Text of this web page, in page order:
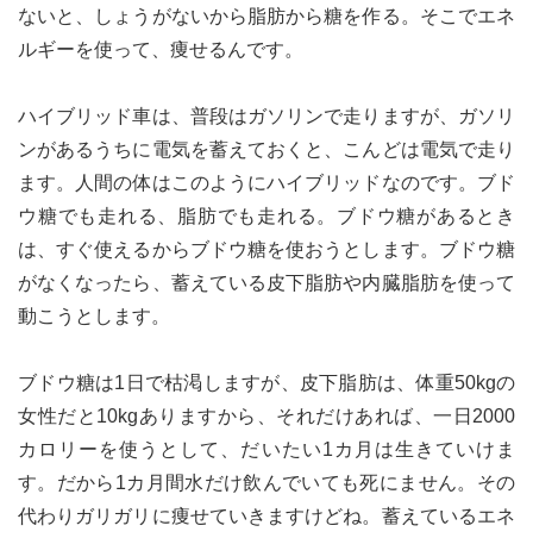
ないと、しょうがないから脂肪から糖を作る。そこでエネ
ルギーを使って、痩せるんです。
ハイブリッド車は、普段はガソリンで走りますが、ガソリ
ンがあるうちに電気を蓄えておくと、こんどは電気で走り
ます。人間の体はこのようにハイブリッドなのです。ブド
ウ糖でも走れる、脂肪でも走れる。ブドウ糖があるとき
は、すぐ使えるからブドウ糖を使おうとします。ブドウ糖
がなくなったら、蓄えている皮下脂肪や内臓脂肪を使って
動こうとします。
ブドウ糖は1日で枯渇しますが、皮下脂肪は、体重50kgの
女性だと10kgありますから、それだけあれば、一日2000
カロリーを使うとして、だいたい1カ月は生きていけま
す。だから1カ月間水だけ飲んでいても死にません。その
代わりガリガリに痩せていきますけどね。蓄えているエネ